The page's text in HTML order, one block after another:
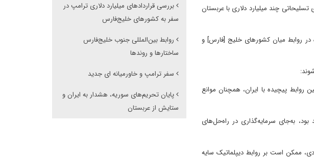
چند میلیارد دلاری با عربستان
در روابط میان کشورهای خلیج [فارس] و
پیچیده با ایران، همچنان موانع
به‌جای سرمایه‌گذاری در راه‌حل‌های
ممکن است بر روابط دیپلماتیک سایه
بررسی قراردادهای میلیارد دلاری ترامپ در
سفر به کشورهای خلیج‌فارس
روابط بین‌المللی جنوب خلیج‌فارس
ساختارها و روندها
سفر ترامپ و خاورمیانه ای جدید
پایان تحریم‌های سوریه، هشدار به ایران و
ستایش از عربستان